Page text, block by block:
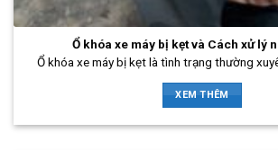
Ổ khóa xe máy bị kẹt và Cách xử lý
Ổ khóa xe máy bị kẹt là tình trạng thường
XEM THÊM